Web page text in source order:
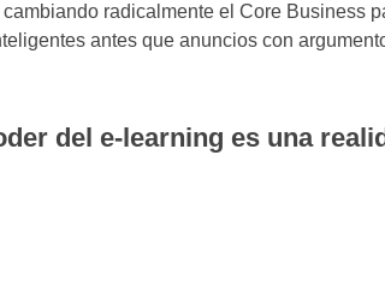
radicalmente el Core Business
antes que anuncios con
del e-learning es una